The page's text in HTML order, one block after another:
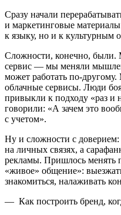
Сразу начали
и маркетинговые
к языку, но и к культурным
Сложности, конечно, были.
сервис — мы меняли
может работать по-
облачные сервисы. Люди
привыкли к подходу «раз и
говорили: «А зачем это
с учетом».
Ну и сложности с доверием:
на личных связях, а
рекламы. Пришлось менять
«живое» общение»:
знакомиться, налаживать
— Как построить бренд,